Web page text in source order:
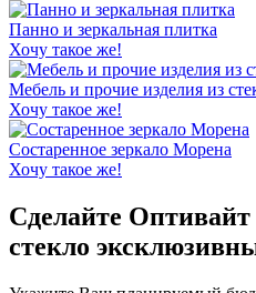
Панно и зеркальная плитка
Хочу такое же!
Мебель и прочие изделия из
Хочу такое же!
Состаренное зеркало Морена
Хочу такое же!
Сделайте Оптивайт
стекло